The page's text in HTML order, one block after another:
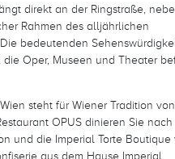
direkt an der Ringstraße,
Rahmen des alljährlichen
bedeutenden
die Oper, Museen und Theater
steht für Wiener Tradition
OPUS dinieren Sie
und die Imperial Torte Boutique
aus dem Hause Imperial.